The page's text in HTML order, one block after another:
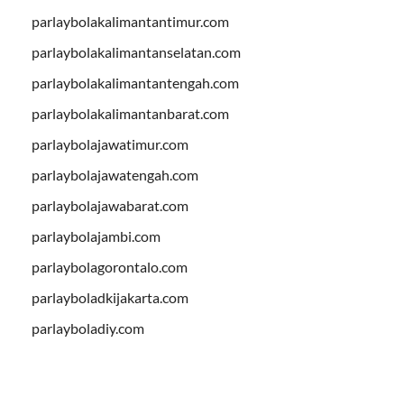
parlaybolakalimantantimur.com
parlaybolakalimantanselatan.com
parlaybolakalimantantengah.com
parlaybolakalimantanbarat.com
parlaybolajawatimur.com
parlaybolajawatengah.com
parlaybolajawabarat.com
parlaybolajambi.com
parlaybolagorontalo.com
parlayboladkijakarta.com
parlayboladiy.com